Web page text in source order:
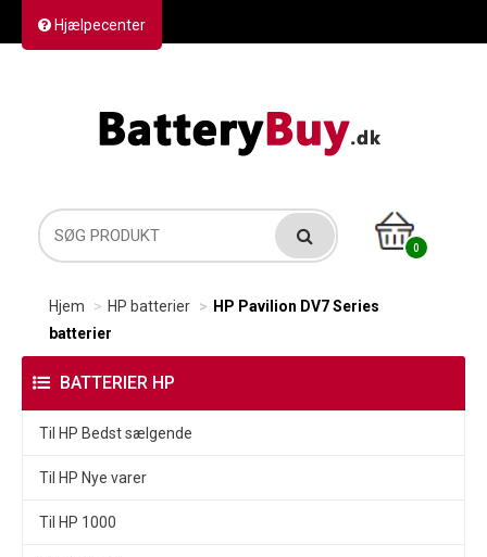
Hjælpecenter
0
Hjem HP batterier
HP Pavilion DV7 Series
batterier
BATTERIER HP
Til HP Bedst sælgende
Til HP Nye varer
Til HP 1000